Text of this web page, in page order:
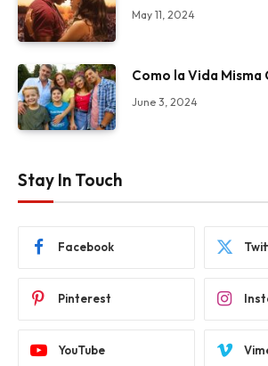
May 11, 2024
Como la Vida
June 3, 2024
Stay In Touch
Facebook
Pinterest
YouTube